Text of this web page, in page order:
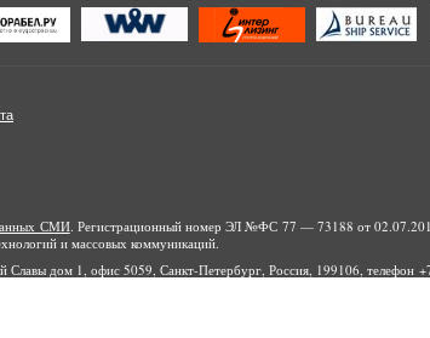
СМИ. Регистрационный номер ЭЛ №ФС 77 — 73188 от
и массовых коммуникаций.
Славы дом 1, офис 5059, Санкт-Петербург, Россия, 199106, телефон